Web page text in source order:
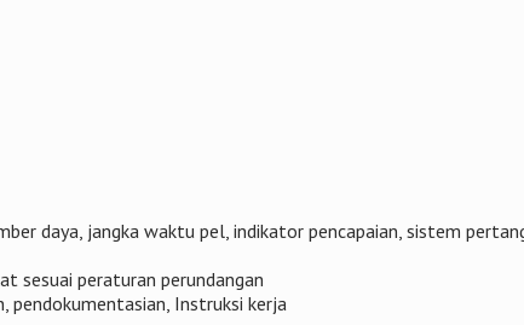
daya, jangka waktu pel, indikator pencapaian, sistem
sesuai peraturan perundangan
pendokumentasian, Instruksi kerja